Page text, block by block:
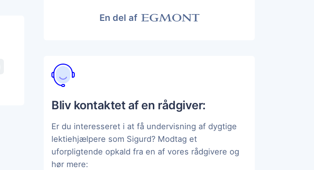
En del af
Bliv kontaktet af en rådgiver:
Er du interesseret i at få undervisning af dygtige
lektiehjælpere som Sigurd? Modtag et
uforpligtende opkald fra en af vores rådgivere og
hør mere: